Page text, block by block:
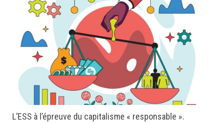
L’ESS à l’épreuve du capitalisme « responsable ».